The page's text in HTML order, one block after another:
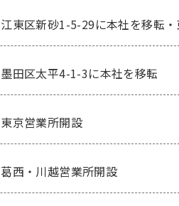
江東区新砂1-5-29に本社を移転
墨田区太平4-1-3に本社を移転
東京営業所開設
葛西・川越営業所開設